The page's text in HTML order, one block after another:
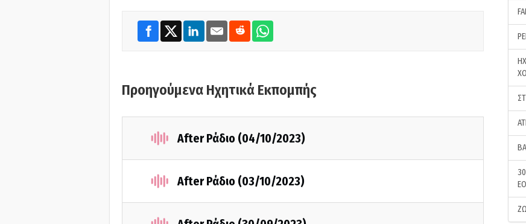
Προηγούμενα Ηχητικά Εκπομπής
After Ράδιο (04/10/2023)
After Ράδιο (03/10/2023)